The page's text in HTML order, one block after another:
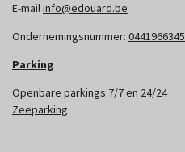
E-mailinfo@edouard.be
Ondernemingsnummer: 0441966345
Parking
Openbare parkings 7/7 en 24/24
Zeeparking